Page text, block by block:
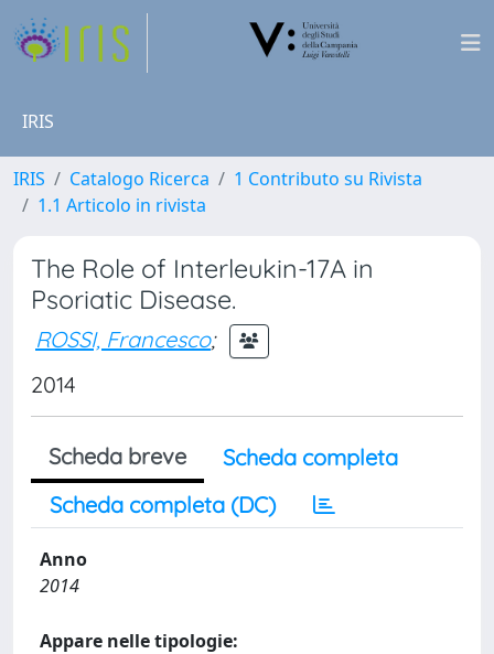
IRIS
IRIS Catalogo Ricerca
1 Contributo su Rivista
1.1 Articolo in rivista
The Role of Interleukin-17A in
Psoriatic Disease.
ROSSI, Francesco;
2014
Scheda breve
Scheda completa
Scheda completa (DC)
Anno
2014
Appare nelle tipologie: